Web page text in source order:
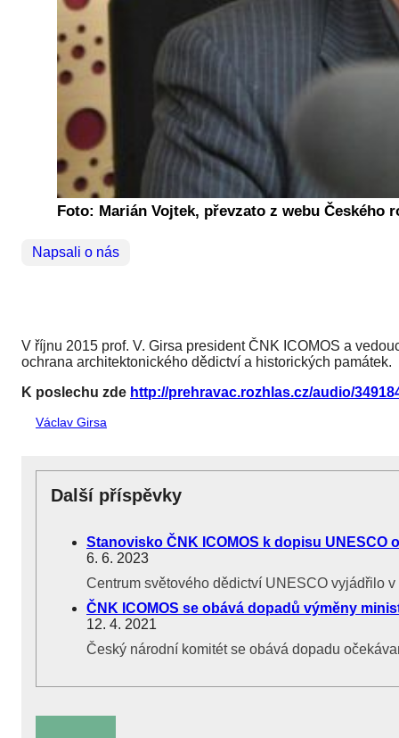
Foto: Marián Vojtek, převzato z webu Českého
Napsali o nás
V říjnu 2015 prof. V. Girsa president ČNK ICOMOS a
ochrana architektonického dědictví a historických památek.
K poslechu zde http://prehravac.rozhlas.cz/audio/
Václav Girsa
Další příspěvky
Stanovisko ČNK ICOMOS k dopisu
6. 6. 2023
Centrum světového dědictví UNESCO vyjádřilo
ČNK ICOMOS se obává dopadů výměny
12. 4. 2021
Český národní komitét se obává dopadu